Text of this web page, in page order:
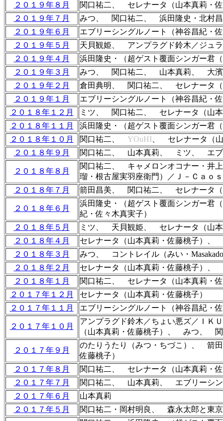
２０１９年８月
関口祐二、 セレナータ（山本真莉・
２０１９年７月
みつ、 関口祐二、 浜田隆史・北村昌
２０１９年６月
エブリーシングルノート（神谷昌紀
２０１９年５月
天貝観姫、 アンプラグド鈴木／ジュ
２０１９年４月
浜田隆史・（超ゲスト覆面シンガー
２０１９年３月
みつ、 関口祐二、 山本真莉、 大濱
２０１９年２月
倉田典明、 関口祐二、 セレナータ（
２０１９年１月
エブリーシングルノート
（神谷昌紀・
２０１８年１２月
ミツ、 関口祐二、 セレナータ（山本
２０１８年１１月
浜田隆史・（超ゲスト覆面シンガー
２０１８年１０月
関口祐二、 YOuHI 、 セレナータ（
２０１８年９月
関口祐二、 山本真莉、 ミツ、 エブ
２０１８年８月
関口祐二、 キャメロンオコナー・井
瑠・根古屋実羽座衛門）／Ｊ－Ｃａｏ
２０１８年７月
箭田昌美、 関口祐二、 セレナータ（
２０１８年６月
浜田隆史・（超ゲスト覆面シンガー
紀・佐々木真実子）
２０１８年５月
ミツ、 天貝観姫、 セレナータ（山
２０１８年４月
セレナータ（山本真莉・佐藤桃子）、
２０１８年３月
みつ、 コントレイル（みい・
２０１８年２月
セレナータ（山本真莉・佐藤桃子）、
２０１８年１月
関口祐二、 セレナータ（山本真莉・
２０１７年１２月
セレナータ（山本真莉・佐藤桃子）
２０１７年１１月
エブリーシングルノート （神谷昌紀・
２０１７年１０月
アンプラグド鈴木／ちょい悪ズ／ＩＫ
（山本真莉・佐藤桃子）、 みつ、
２０１７年９月
のたりうたり（みつ・ちづこ）
、 箭
佐藤桃子）
２０１７年８月
関口祐二
、 セレナータ（山本真莉・
２０１７年７月
関口祐二、 山本真莉、 エブリーシ
２０１７年６月
山本真莉
２０１７年５月
関口祐二・岡村明良、 森永太郎と東